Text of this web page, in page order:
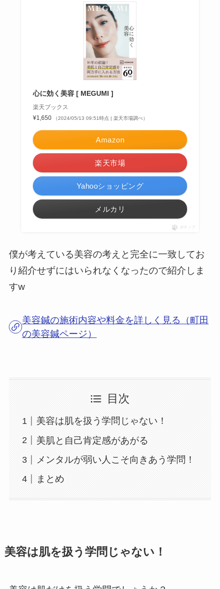
心に効く美容 [ MEGUMI ]
楽天ブックス
¥1,650
（2024/05/13 09:51時点 | 楽天市場調べ）
Amazon
楽天市場
Yahooショッピング
メルカリ
ポチップ
僕が考えている美容の考えと完全に一致してお
り紹介せずにはいられなくなったので紹介しま
すw
美容鍼の施術内容や料金を詳しく見る（町田
の美容鍼ページ）
目次
美容は肌を扱う学問じゃない！
美肌と自己肯定感があがる
メンタルが弱い人こそ向きあう学問！
まとめ
美容は肌を扱う学問じゃない！